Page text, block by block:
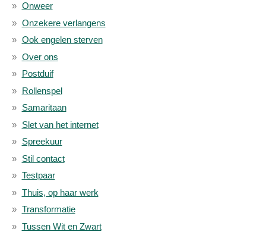
Onweer
Onzekere verlangens
Ook engelen sterven
Over ons
Postduif
Rollenspel
Samaritaan
Slet van het internet
Spreekuur
Stil contact
Testpaar
Thuis, op haar werk
Transformatie
Tussen Wit en Zwart